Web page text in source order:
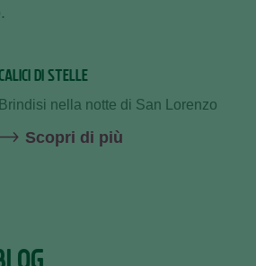
DI STELLE
Brindisi nella notte di San Lorenzo
Scopri di più